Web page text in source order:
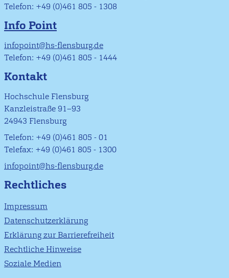
Telefon: +49 (0)461 805 - 1308
Info Point
infopoint@hs-flensburg.de
Telefon: +49 (0)461 805 - 1444
Kontakt
Hochschule Flensburg
Kanzleistraße 91–93
24943 Flensburg
Telefon: +49 (0)461 805 - 01
Telefax: +49 (0)461 805 - 1300
infopoint@hs-flensburg.de
Rechtliches
Impressum
Datenschutzerklärung
Erklärung zur Barrierefreiheit
Rechtliche Hinweise
Soziale Medien